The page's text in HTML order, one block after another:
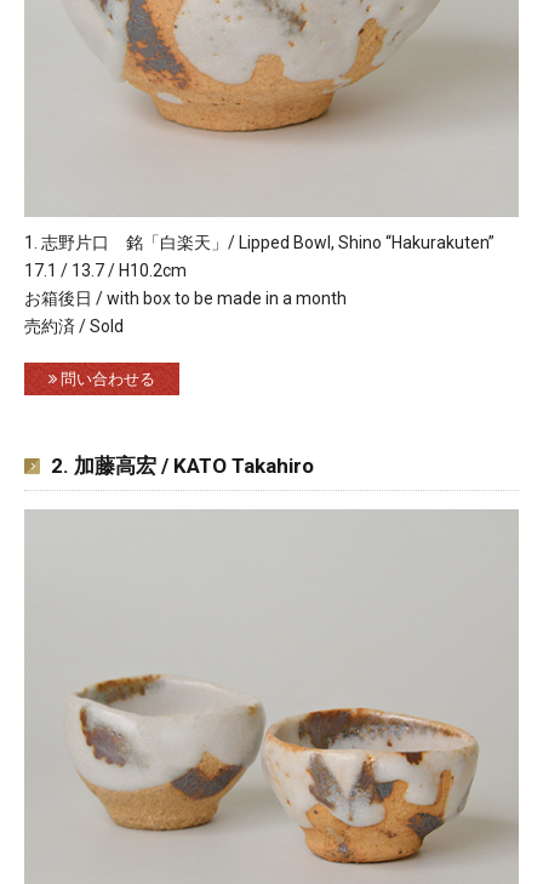
1. 志野片口 銘「白楽天」/ Lipped Bowl, Shino “Hakurakuten”
17.1 / 13.7 / H10.2cm
お箱後日 / with box to be made in a month
売約済 / Sold
問い合わせる
2. 加藤高宏 / KATO Takahiro